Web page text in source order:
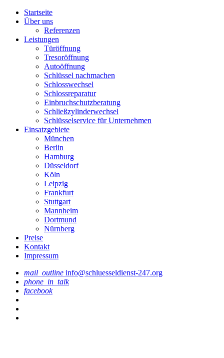
Startseite
Über uns
Referenzen
Leistungen
Türöffnung
Tresoröffnung
Аutoöffnung
Schlüssel nachmachen
Schlosswechsel
Schlossreparatur
Einbruchschutzberatung
Schließzylinderwechsel
Schlüsselservice für Unternehmen
Einsatzgebiete
München
Berlin
Hamburg
Düsseldorf
Köln
Leipzig
Frankfurt
Stuttgart
Mannheim
Dortmund
Nürnberg
Preise
Kontakt
Impressum
mail_outline info@schluesseldienst-247.org
phone_in_talk
facebook